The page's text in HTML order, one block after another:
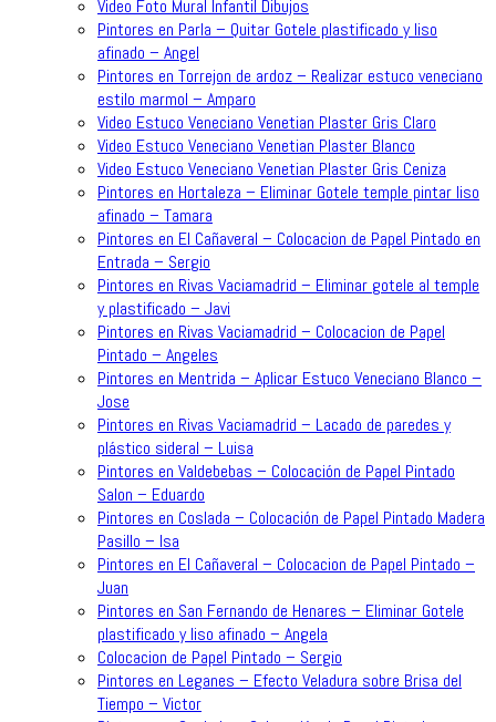
Video Foto Mural Infantil Dibujos
Pintores en Parla – Quitar Gotele plastificado y liso
afinado – Angel
Pintores en Torrejon de ardoz – Realizar estuco veneciano
estilo marmol – Amparo
Video Estuco Veneciano Venetian Plaster Gris Claro
Video Estuco Veneciano Venetian Plaster Blanco
Video Estuco Veneciano Venetian Plaster Gris Ceniza
Pintores en Hortaleza – Eliminar Gotele temple pintar liso
afinado – Tamara
Pintores en El Cañaveral – Colocacion de Papel Pintado en
Entrada – Sergio
Pintores en Rivas Vaciamadrid – Eliminar gotele al temple
y plastificado – Javi
Pintores en Rivas Vaciamadrid – Colocacion de Papel
Pintado – Angeles
Pintores en Mentrida – Aplicar Estuco Veneciano Blanco –
Jose
Pintores en Rivas Vaciamadrid – Lacado de paredes y
plástico sideral – Luisa
Pintores en Valdebebas – Colocación de Papel Pintado
Salon – Eduardo
Pintores en Coslada – Colocación de Papel Pintado Madera
Pasillo – Isa
Pintores en El Cañaveral – Colocacion de Papel Pintado –
Juan
Pintores en San Fernando de Henares – Eliminar Gotele
plastificado y liso afinado – Angela
Colocacion de Papel Pintado – Sergio
Pintores en Leganes – Efecto Veladura sobre Brisa del
Tiempo – Victor